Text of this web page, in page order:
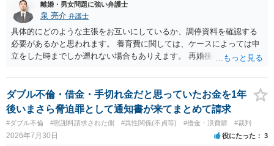
離婚・男女問題に強い弁護士
泉 亮介 弁護士
具体的にどのような主張をお互いにしているか、調停資料を確認する
必要があるかと思われます。 養育費に関しては、ケースによっては申
立をした時までしか遡れない場合もありえます。 再婚後の相手方の行
養育費に関するやりとり等があればそちらについても確認する必要が
あるでしょう。 公開相談の場での回答よりも個別に弁護士にご相談さ
れることをお勧めいたします。
ダブル不倫・借金・手切れ金だと思っていたお金を1年
後いまさら脅迫罪として通知書が来てまとめて請求
#ダブル不倫 #慰謝料請求された側 #異性関係(不貞等) #借金・浪費癖 #裁判
2026年7月30日 役にたった 3